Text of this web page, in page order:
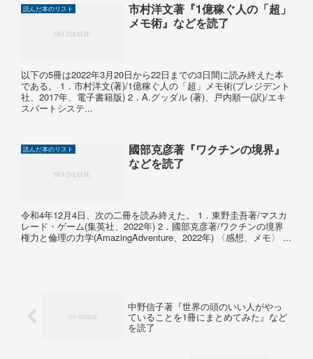
読んだ本のリスト
市村洋文著『1億稼ぐ人の「超」
メモ術』などを読了
以下の5冊は2022年3月20日から22日までの3日間に読み終えた本
である。 1．市村洋文(著)/1億稼ぐ人の「超」メモ術(プレジデント
社、2017年、電子書籍版) 2．A.グッダル (著)、戸内順一(訳)/エキ
スパートシステ...
読んだ本のリスト
國部克彦著『ワクチンの境界』
などを読了
令和4年12月4日、次の二冊を読み終えた。 1．東野圭吾著/マスカ
レード・ゲーム(集英社、2022年) 2．國部克彦著/ワクチンの境界
権力と倫理の力学(AmazingAdventure、2022年) 〈感想、メモ〉 ...
中野信子著『世界の頭のいい人がやっ
ていることを1冊にまとめてみた』など
を読了